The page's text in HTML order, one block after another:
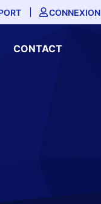
CONNEXION
CONTACT